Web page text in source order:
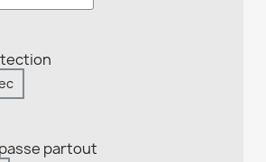
partout